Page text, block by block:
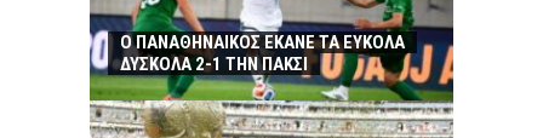
Ο ΠΑΝΑΘΗΝΑΙΚΟΣ ΕΚΑΝΕ ΤΑ ΕΥΚΟΛΑ
ΔΥΣΚΟΛΑ 2-1 ΤΗΝ ΠΑΚΣΙ